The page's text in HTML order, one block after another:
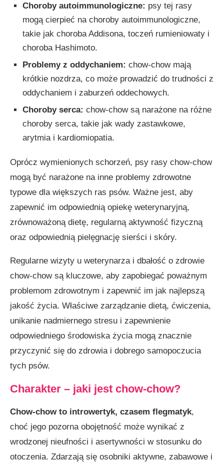
Choroby autoimmunologiczne: psy tej rasy
mogą cierpieć na choroby autoimmunologiczne,
takie jak choroba Addisona, toczeń rumieniowaty i
choroba Hashimoto.
Problemy z oddychaniem: chow-chow mają
krótkie nozdrza, co może prowadzić do trudności z
oddychaniem i zaburzeń oddechowych.
Choroby serca: chow-chow są narażone na różne
choroby serca, takie jak wady zastawkowe,
arytmia i kardiomiopatia.
Oprócz wymienionych schorzeń, psy rasy chow-chow
mogą być narażone na inne problemy zdrowotne
typowe dla większych ras psów. Ważne jest, aby
zapewnić im odpowiednią opiekę weterynaryjną,
zrównoważoną dietę, regularną aktywność fizyczną
oraz odpowiednią pielęgnację sierści i skóry.
Regularne wizyty u weterynarza i dbałość o zdrowie
chow-chow są kluczowe, aby zapobiegać poważnym
problemom zdrowotnym i zapewnić im jak najlepszą
jakość życia. Właściwe zarządzanie dietą, ćwiczenia,
unikanie nadmiernego stresu i zapewnienie
odpowiedniego środowiska życia mogą znacznie
przyczynić się do zdrowia i dobrego samopoczucia
tych psów.
Charakter – jaki jest chow-chow?
Chow-chow to introwertyk, czasem flegmatyk,
choć jego pozorna obojętność może wynikać z
wrodzonej nieufności i asertywności w stosunku do
otoczenia. Zdarzają się osobniki aktywne, zabawowe i